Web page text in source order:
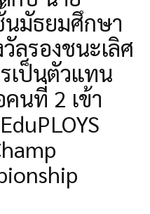
นมัธยมศึกษา
ลรองชนะเลิศ
เป็นตัวแทน
นที่ 2 เข้า